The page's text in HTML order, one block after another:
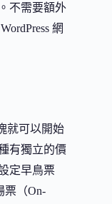
不需要額外
網
就可以開始
有獨立的價
定早鳥票
票（On-